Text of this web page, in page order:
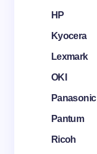
HP
Kyocera
Lexmark
OKI
Panasonic
Pantum
Ricoh